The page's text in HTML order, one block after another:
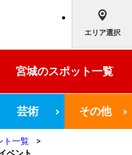
エリア選択
宮城のスポット一覧
芸術 その他
ト一覧
ベント